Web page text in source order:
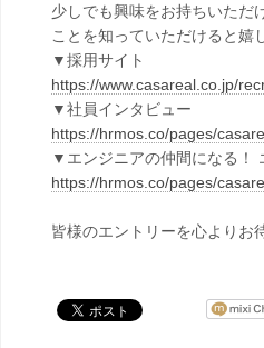
少しでも興味をお持ちいただ
ことを知っていただけると嬉
▼採用サイト
https://www.casareal.co.jp/
▼社員インタビュー
https://hrmos.co/pages/
▼エンジニアの仲間になる！
https://hrmos.co/pages/
皆様のエントリーを心よりお